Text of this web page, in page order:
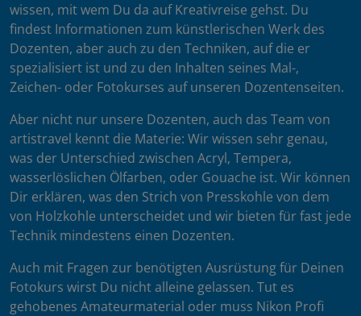
wissen, mit wem Du da auf Kreativreise gehst. Du
findest Informationen zum künstlerischen Werk des
Dozenten, aber auch zu den Techniken, auf die er
spezialisiert ist und zu den Inhalten seines Mal-,
Zeichen- oder Fotokurses auf unseren Dozentenseiten.
Aber nicht nur unsere Dozenten, auch das Team von
artistravel kennt die Materie: Wir wissen sehr genau,
was der Unterschied zwischen Acryl, Tempera,
wasserlöslichen Ölfarben, oder Gouache ist. Wir können
Dir erklären, was den Strich von Presskohle von dem
von Holzkohle unterscheidet und wir bieten für fast jede
Technik mindestens einen Dozenten.
Auch mit Fragen zur benötigten Ausrüstung für Deinen
Fotokurs wirst Du nicht alleine gelassen. Tut es
gehobenes Amateurmaterial oder muss Nikon Profi